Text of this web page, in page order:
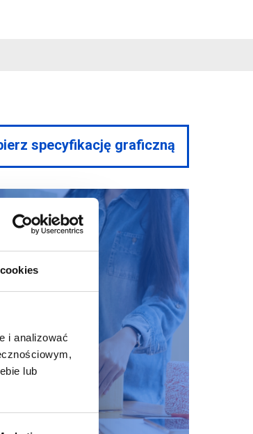
i analizować
lub
specyfikację graficzną